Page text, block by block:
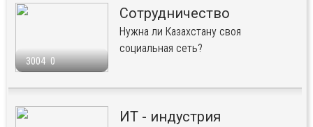
3004 0
Сотрудничество
Нужна ли Казахстану своя
социальная сеть?
ИТ - индустрия